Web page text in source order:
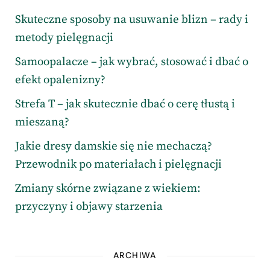
Skuteczne sposoby na usuwanie blizn – rady i
metody pielęgnacji
Samoopalacze – jak wybrać, stosować i dbać o
efekt opalenizny?
Strefa T – jak skutecznie dbać o cerę tłustą i
mieszaną?
Jakie dresy damskie się nie mechaczą?
Przewodnik po materiałach i pielęgnacji
Zmiany skórne związane z wiekiem:
przyczyny i objawy starzenia
ARCHIWA